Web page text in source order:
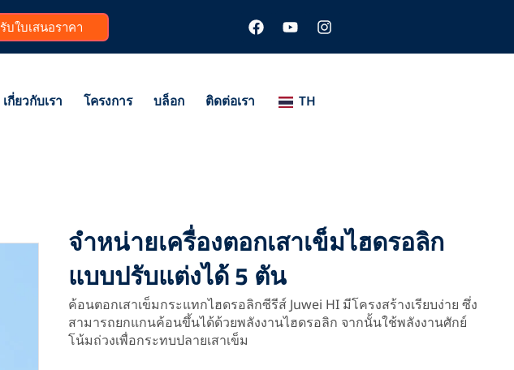
รับใบเสนอราคา เ
ฟ
ส
ยู
ทู
ป
อิ
น
ส
เกี่ยวกับเรา โครงการ บล็อก ติดต่อเรา TH
จำหน่ายเครื่องตอกเสาเข็มไฮดรอลิก
แบบปรับแต่งได้ 5 ตัน
ค้อนตอกเสาเข็มกระแทกไฮดรอลิกซีรีส์ Juwei HI มีโครงสร้างเรียบง่าย ซึ่ง
สามารถยกแกนค้อนขึ้นได้ด้วยพลังงานไฮดรอลิก จากนั้นใช้พลังงานศักย์
โน้มถ่วงเพื่อกระทบปลายเสาเข็ม